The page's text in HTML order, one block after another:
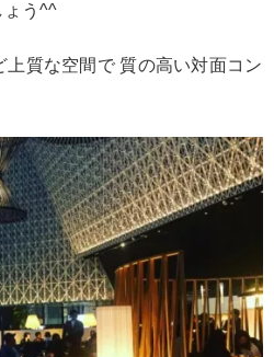
ょう^^
質な空間で 質の高い対面コン